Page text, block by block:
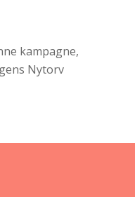
kampagne,
Nytorv